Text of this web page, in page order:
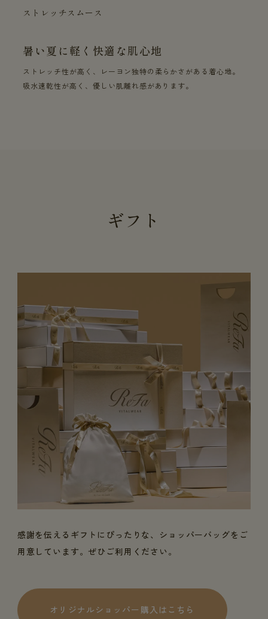
ストレッチスムース
暑い夏に軽く快適な肌心地
ストレッチ性が高く、レーヨン独特の柔らかさがある着心地。
吸水速乾性が高く、優しい肌離れ感があります。
ギフト
感謝を伝えるギフトにぴったりな、ショッパーバッグをご
用意しています。ぜひご利用ください。
オリジナルショッパー購入はこちら